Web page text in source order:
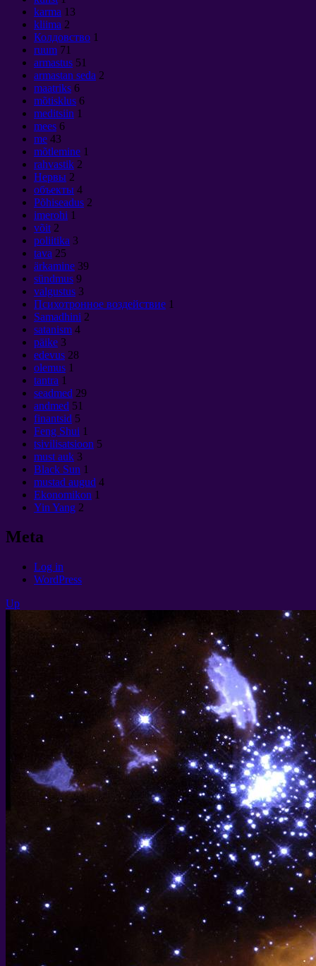
karma 13
kliima 2
Колдовство 1
ruum 71
armastus 51
armastan seda 2
maatriks 6
mõtisklus 6
meditsiin 1
mees 6
me 43
mõtlemine 1
rahvastik 2
Нервы 2
объекты 4
Põhiseadus 2
imerohi 1
võit 2
poliitika 3
tava 25
ärkamine 39
sündmus 9
valgustus 3
Психотронное воздействие 1
Samadhini 2
satanism 4
päike 3
edevus 28
olemus 1
tantra 1
seadmed 29
andmed 51
finantsid 5
Feng Shui 1
tsivilisatsioon 5
must auk 3
Black Sun 1
mustad augud 4
Ekonomikon 1
Yin Yang 2
Meta
Log in
WordPress
Up